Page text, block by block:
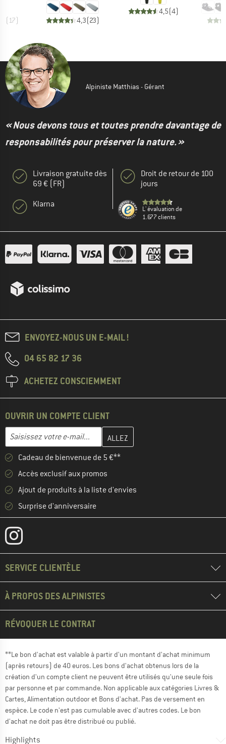
(17) 4,3(23)
4,5(4)
Alpiniste Matthias - Gérant
« Nous devons tous et toutes prendre davantage de
responsabilités pour préserver la nature. »
Livraison gratuite dès
69 € (FR)
Klarna
Droit de retour de 100
jours
L' évaluation de
1.677 clients
ENVOYEZ-NOUS UN E-MAIL !
04 65 82 17 36
ACHETEZ CONSCIEMMENT
OUVRIR UN COMPTE CLIENT
Adresse e-mail
Entrez votre adresse e-mail ici et créez votre compte client à la
Cadeau de bienvenue de 5 €**
Accès exclusif aux promos
Ajout de produits à la liste d'envies
Surprise d'anniversaire
SERVICE CLIENTÈLE
À PROPOS DES ALPINISTES
RÉVOQUER LE CONTRAT
**Le bon d'achat est valable à partir d'un montant d'achat minimum
(après retours) de 40 euros. Les bons d'achat obtenus lors de la
création d'un compte client ne peuvent être utilisés qu'une seule fois
par personne et par commande. Non applicable aux catégories Livres &
Cartes, Alimentation outdoor et Bons d'achat. Pas de versement en
espèce. Le code n'est pas cumulable avec d'autres codes. Le bon
d'achat ne doit pas être distribué ou publié.
Highlights